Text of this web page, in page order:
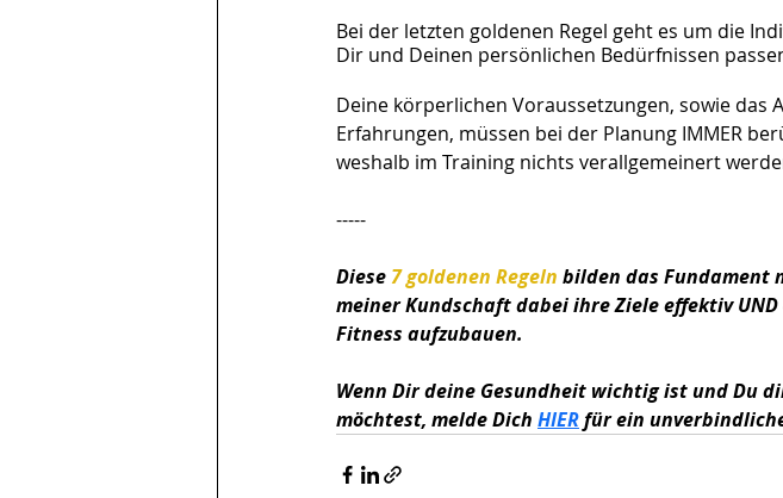
Bei der letzten goldenen Regel geht es um die
Dir und Deinen persönlichen Bedürfnissen
Deine körperlichen Voraussetzungen, sowie das
Erfahrungen, müssen bei der Planung IMMER
weshalb im Training nichts verallgemeinert
-----
Diese 7 goldenen Regeln bilden das Fundament
meiner Kundschaft dabei ihre Ziele effektiv
Fitness aufzubauen.
Wenn Dir deine Gesundheit wichtig ist und Du
möchtest, melde Dich HIER für ein